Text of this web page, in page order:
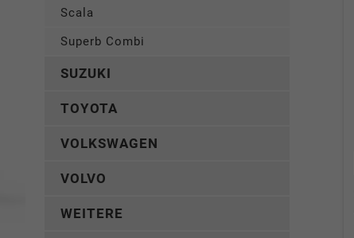
Scala
Superb Combi
SUZUKI
TOYOTA
VOLKSWAGEN
VOLVO
WEITERE